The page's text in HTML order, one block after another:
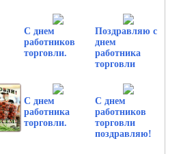
С днем
работников
торговли.
Поздравляю с
днем
работника
торговли
С днем
работника
торговли.
С днем
работников
торговли
поздравляю!